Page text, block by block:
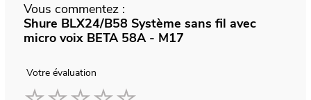
Vous commentez :
Shure BLX24/B58 Système sans fil avec
micro voix BETA 58A - M17
Votre évaluation